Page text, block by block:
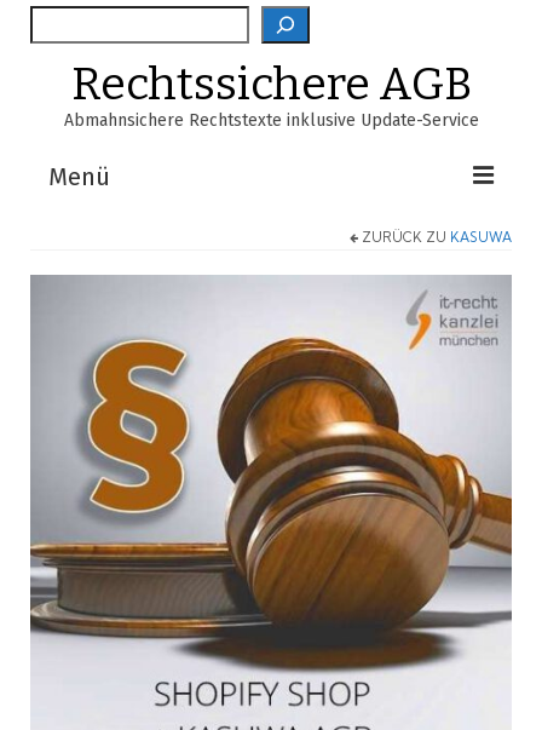
Suche
Rechtssichere AGB
Abmahnsichere Rechtstexte inklusive Update-Service
Menü
EasyScan
Über Uns
Warenkorb
ZURÜCK ZU KASUWA